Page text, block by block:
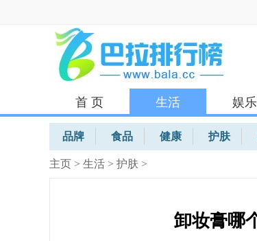
首 页 生活 娱乐
体育
品牌 食品 健康 护肤
主页 > 生活 > 护肤 >
卸妆膏哪